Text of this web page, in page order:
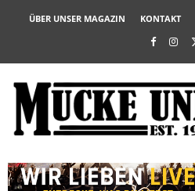
ÜBER UNSER MAGAZIN KONTAKT